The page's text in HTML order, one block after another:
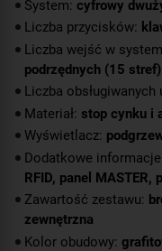
System: cyfrowy
Liczba przycisków:
Liczba wejść w
podrzędnych (15 stref)
Liczba
Materiał: stop cynku i
Wyświetlacz:
Dodatkowe
RFID, panel
Zawartość zestawu:
zewnętrzna
Kolor obudowy: